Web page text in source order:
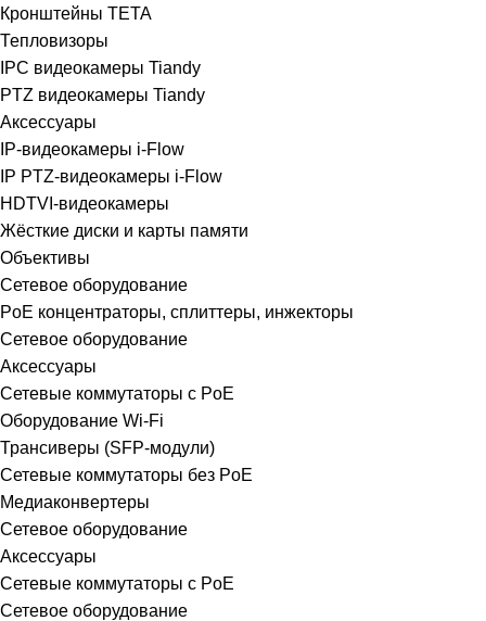
Кронштейны TETA
Тепловизоры
IPC видеокамеры Tiandy
PTZ видеокамеры Tiandy
Аксессуары
IP-видеокамеры i-Flow
IP PTZ-видеокамеры i-Flow
HDTVI-видеокамеры
Жёсткие диски и карты памяти
Объективы
Сетевое оборудование
РoЕ концентраторы, сплиттеры, инжекторы
Сетевое оборудование
Аксессуары
Сетевые коммутаторы с PoE
Оборудование Wi-Fi
Трансиверы (SFP-модули)
Сетевые коммутаторы без PoE
Медиаконвертеры
Сетевое оборудование
Аксессуары
Сетевые коммутаторы с PoE
Сетевое оборудование